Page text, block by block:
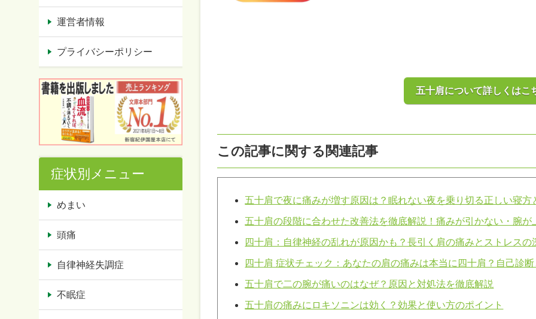
五十肩について詳しくはこ
この記事に関する関連記事
五十肩で夜に痛みが増す原因は？眠れない夜を乗り切る正しい寝方
五十肩の段階に合わせた改善法を徹底解説！痛みが引かない・腕
四十肩：自律神経の乱れが原因かも？長引く肩の痛みとストレスの
四十肩 症状チェック：あなたの肩の痛みは本当に四十肩？自己診
五十肩で二の腕が痛いのはなぜ？原因と対処法を徹底解説
五十肩の痛みにロキソニンは効く？効果と使い方のポイント
運営者情報
プライバシーポリシー
症状別メニュー
めまい
頭痛
自律神経失調症
不眠症